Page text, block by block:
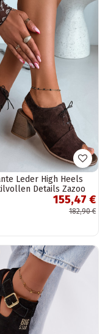
Leder High Heels
Details Zazoo
in Schokoladenfarbe
155,47 €
182,90 €